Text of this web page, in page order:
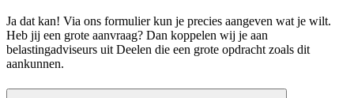
Ja dat kan! Via ons formulier kun je precies aangeven wat je wilt.
Heb jij een grote aanvraag? Dan koppelen wij je aan
belastingadviseurs uit Deelen die een grote opdracht zoals dit
aankunnen.